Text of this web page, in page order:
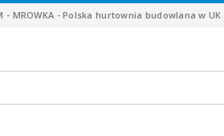
- MROWKA - Polska hurtownia budowlana w UK